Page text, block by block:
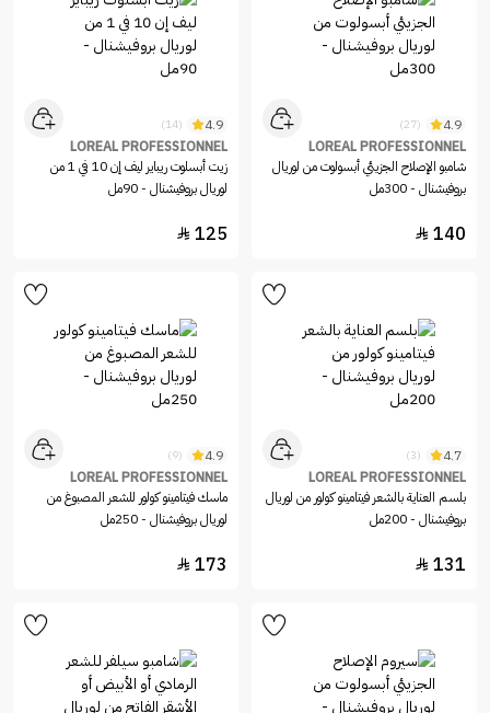
4.9
(27)
LOREAL PROFESSIONNEL
شامبو الإصلاح الجزيئي أبسولوت من لوريال
بروفيشنال - 300مل
140

4.9
(14)
LOREAL PROFESSIONNEL
زيت أبسلوت ريباير ليف إن 10 في 1 من
لوريال بروفيشنال - 90مل
125

4.7
(3)
LOREAL PROFESSIONNEL
بلسم العناية بالشعر فيتامينو كولور من لوريال
بروفيشنال - 200مل
131

4.9
(9)
LOREAL PROFESSIONNEL
ماسك فيتامينو كولور للشعر المصبوغ من
لوريال بروفيشنال - 250مل
173
